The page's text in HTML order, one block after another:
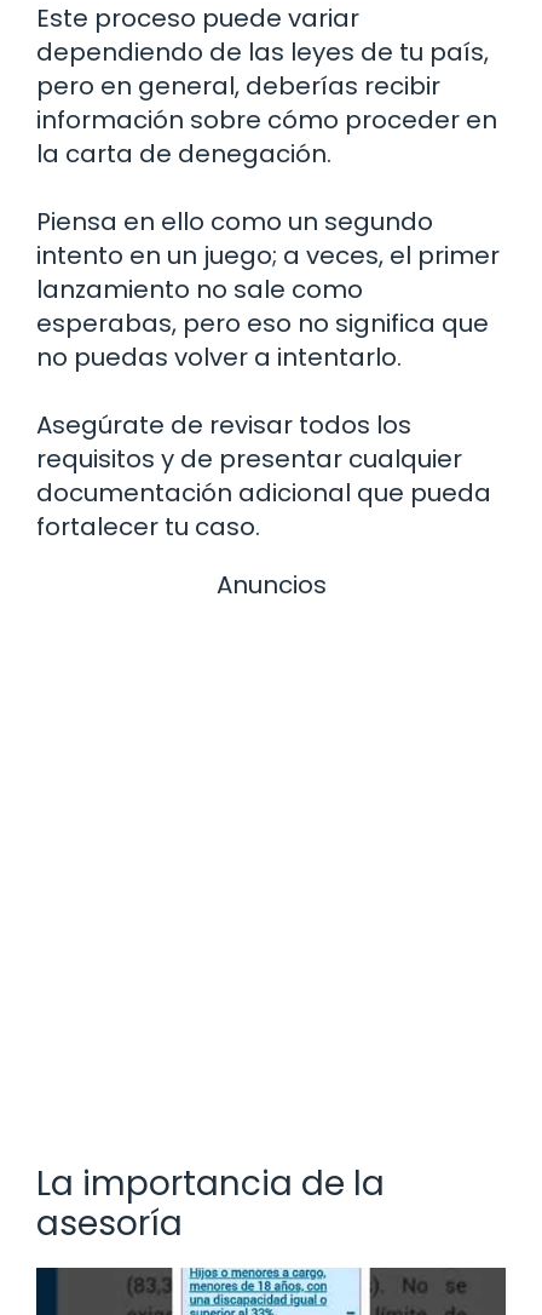
Este proceso puede variar
dependiendo de las leyes de tu país,
pero en general, deberías recibir
información sobre cómo proceder en
la carta de denegación.
Piensa en ello como un segundo
intento en un juego; a veces, el primer
lanzamiento no sale como
esperabas, pero eso no significa que
no puedas volver a intentarlo.
Asegúrate de revisar todos los
requisitos y de presentar cualquier
documentación adicional que pueda
fortalecer tu caso.
Anuncios
La importancia de la
asesoría